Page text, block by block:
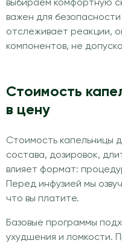
выбираем комфортную
важен для
отслеживает реакции,
компонентов, не
Стоимость
в цену
Стоимость капельницы
состава, дозировок,
влияет формат:
Перед инфузией мы
что вы платите.
Базовые программы
ухудшения и ломкости.